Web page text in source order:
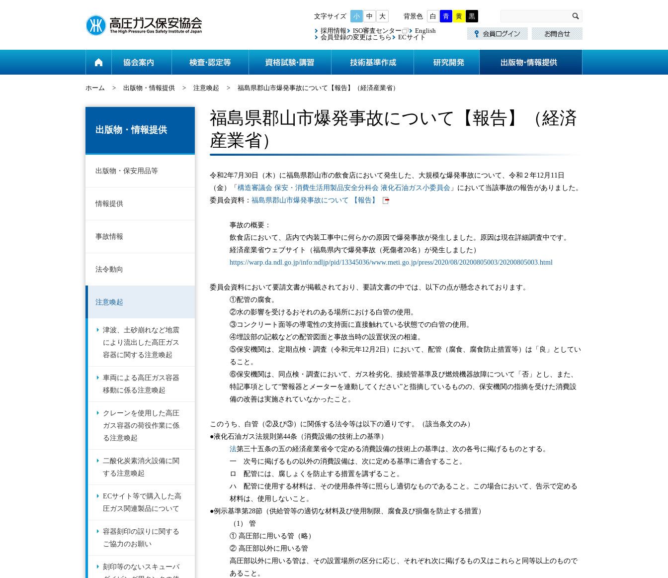
小 中 大 白 青 黄
黒
採用情報
ISO審査センター
English
会員登録の変更はこちら
ECサイト
協会案内 検査・認定等 資格試験・講習 技術基準作成 研究開発
ホーム > 出版物・情報提供 > 注意喚起 > 福島県郡山市爆発事故について【報告】（経済産業省）
出版物・情報提供
出版物・保安用品等
情報提供
事故情報
法令動向
注意喚起
津波、土砂崩れなど地震
により流出した高圧ガス
容器に関する注意喚起
車両による高圧ガス容器
移動に係る注意喚起
クレーンを使用した高圧
ガス容器の荷役作業に係
る注意喚起
二酸化炭素消火設備に関
する注意喚起
ECサイト等で購入した高
圧ガス関連製品について
容器刻印の誤りに関する
ご協力のお願い
刻印等のないスキューバ
福島県郡山市爆発事故について【報告】（経済
産業省）
令和2年7月30日（木）に福島県郡山市の飲食店において発生した、大規模な爆発事故について、令和２年12月11日
（金）「 構造審議会 保安・消費生活用製品安全分科会 液化石油ガス小委員会 」において当該事故の報告がありました。
委員会資料： 福島県郡山市爆発事故について 【報告】​
事故の概要：
飲食店において、店内で内装工事中に何らかの原因で爆発事故が発生しました。原因は現在詳細調査中です。​
経済産業省ウェブサイト（福島県内で爆発事故（死傷者20名）が発生しました）
https://warp.da.ndl.go.jp/info:ndljp/pid/13345036/www.meti.go.jp/press/2020/08/20200805003/20200805003.html
委員会資料において要請文書が掲載されており、要請文書の中では、以下の点が懸念されております。
①配管の腐食。
②水の影響を受けるおそれのある場所における白管の使用。
③コンクリート面等の導電性の支持面に直接触れている状態での白管の使用。
④埋設部の記載などの配管図面と事故当時の設置状況の相違。
⑤保安機関は、定期点検・調査（令和元年12月2日）において、配管（腐食、腐食防止措置等）は「良」としてい
ること。
⑥保安機関は、同点検・調査において、ガス栓劣化、接続管基準及び燃焼機器故障について「否」とし、また、
特記事項として“警報器とメーターを連動してください”と指摘しているものの、保安機関の指摘を受けた消費設
備の改善は実施されていなかったこと。
このうち、白管（②及び③）に関係する法令等は以下の通りです。（該当条文のみ）
●液化石油ガス法規則第44条（消費設備の技術上の基準）
法第三十五条の五の経済産業省令で定める消費設備の技術上の基準は、次の各号に掲げるものとする。
一 次号に掲げるもの以外の消費設備は、次に定める基準に適合すること。
ロ 配管には、腐しょくを防止する措置を講ずること。
ハ 配管に使用する材料は、その使用条件等に照らし適切なものであること。この場合において、告示で定める
材料は、使用しないこと。
●例示基準第28節（供給管等の適切な材料及び使⽤制限、腐⾷及び損傷を防⽌する措置）
（1） 管
① 高圧部に用いる管（略）
② 高圧部以外に用いる管
高圧部以外に用いる管は、その設置場所の区分に応じ、それぞれ次に掲げるもの又はこれらと同等以上のもので
あること。